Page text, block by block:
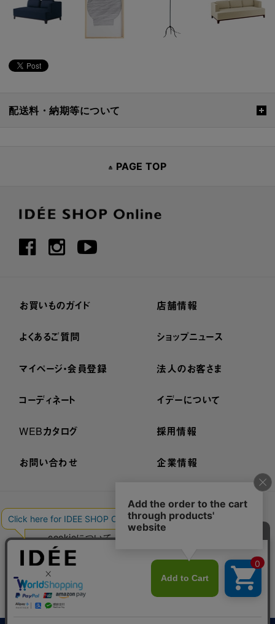
配送料・納期等について
PAGE TOP
お買いものガイド
よくあるご質問
マイページ・会員登録
コーディネート
WEBカタログ
お問い合わせ
店舗情報
ショップニュース
法人のお客さま
イデーについて
採用情報
企業情報
プライバシーポリシー 外部送信ポリシー
ご利用規約
cookieについて
特定商取引法に基づく表示
古物営業法に基づく表示